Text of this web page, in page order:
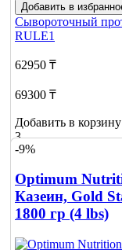
Добавить в
Сывороточный
RULE1
62950 ₸
69300 ₸
Добавить в корзину
3
-9%
Optimum
Казеин, Gold
1800 гр (4 lbs)